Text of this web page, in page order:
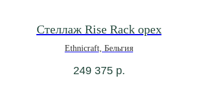
Стеллаж Rise Rack орех
Ethnicraft, Бельгия
249 375 р.